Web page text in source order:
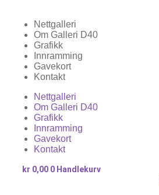
Nettgalleri
Om Galleri D40
Grafikk
Innramming
Gavekort
Kontakt
Nettgalleri
Om Galleri D40
Grafikk
Innramming
Gavekort
Kontakt
kr 0,00 0 Handlekurv